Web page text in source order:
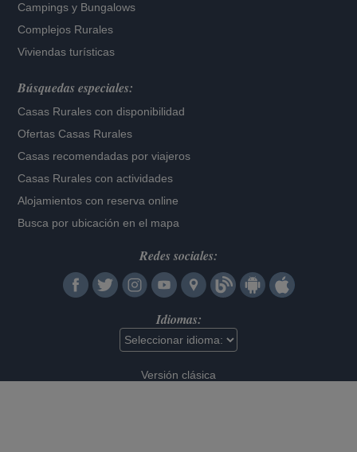
Campings y Bungalows
Complejos Rurales
Viviendas turísticas
Búsquedas especiales:
Casas Rurales con disponibilidad
Ofertas Casas Rurales
Casas recomendadas por viajeros
Casas Rurales con actividades
Alojamientos con reserva online
Busca por ubicación en el mapa
Redes sociales:
Idiomas:
Versión clásica